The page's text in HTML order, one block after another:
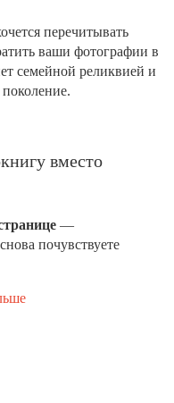
перечитывать
ваши фотографии в
семейной реликвией и
поколение.
вместо
—
почувствуете